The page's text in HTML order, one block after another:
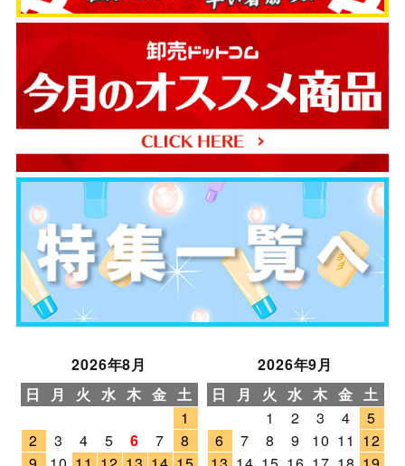
2026年8月
日
月 火 水 木 金 土
1
2
3 4 5 6 7
8
2026年9月
日
月 火 水 木 金 土
1
2 3 4
5
6
7 8 9 10 11 12